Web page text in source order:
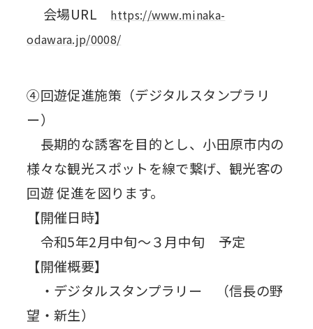
会場URL
https://www.minaka-
odawara.jp/0008/
④回遊促進施策（デジタルスタンプラリ
ー）
長期的な誘客を目的とし、小田原市内の
様々な観光スポットを線で繋げ、観光客の
回遊 促進を図ります。
【開催日時】
令和5年2月中旬～３月中旬 予定
【開催概要】
・デジタルスタンプラリー （信長の野
望・新生）